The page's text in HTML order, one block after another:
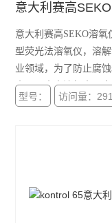
意大利赛高
意大利赛高SEKO溶氧
型荧光法溶氧仪，溶
业领域，为了防止腐
水平。水中溶氧水平
平过高，也会增加管
型号： 访问量：